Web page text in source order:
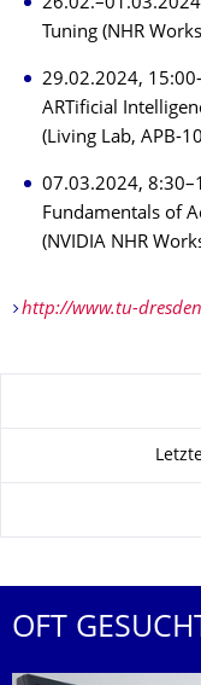
Tuning (NHR
29.02.2024,
ARTificial
(Living Lab, APB-
07.03.2024,
Fundamentals of
(NVIDIA NHR
http://www.tu-
OFT